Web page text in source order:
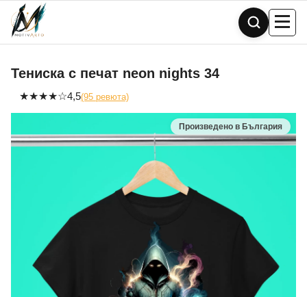
Skip
content
Тениска с печат neon nights 34
★★★★☆4,5(95 ревюта)